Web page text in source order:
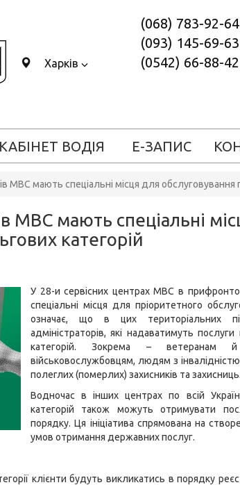
Харків
(068) 783-92-64
(093) 145-69-63
(0542) 66-88-42
КАБІНЕТ ВОДІЯ Е-ЗАПИС
МВС мають спеціальні місця для обслуговування
МВС мають спеціальні
категорій
У 28-и сервісних центрах МВС в
спеціальні місця для пріоритетного
означає, що в цих територіальних
адміністраторів, які надаватимуть послуги
категорій. Зокрема – ветеранам й
військовослужбовцям, людям з
полеглих (померлих) захисників та захисниць.
Водночас в інших центрах по всій
категорій також можуть отримувати
порядку. Ця ініціатива спрямована на
умов отримання державних послуг.
клієнти будуть викликатись в порядку